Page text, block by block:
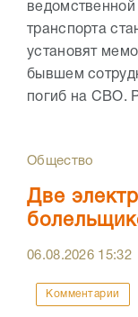
транспорта
установят
бывшем
погиб на СВО.
Общество
Две
06.08.2026 15:32
Комментарии